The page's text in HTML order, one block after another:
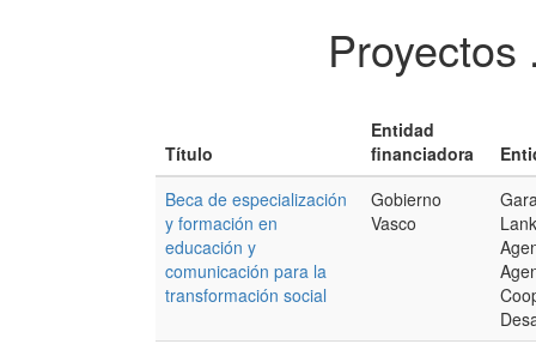
Título
Entidad
financiadora
Beca de especialización
y formación en
educación y
comunicación para la
transformación social
Gobierno
Vasco